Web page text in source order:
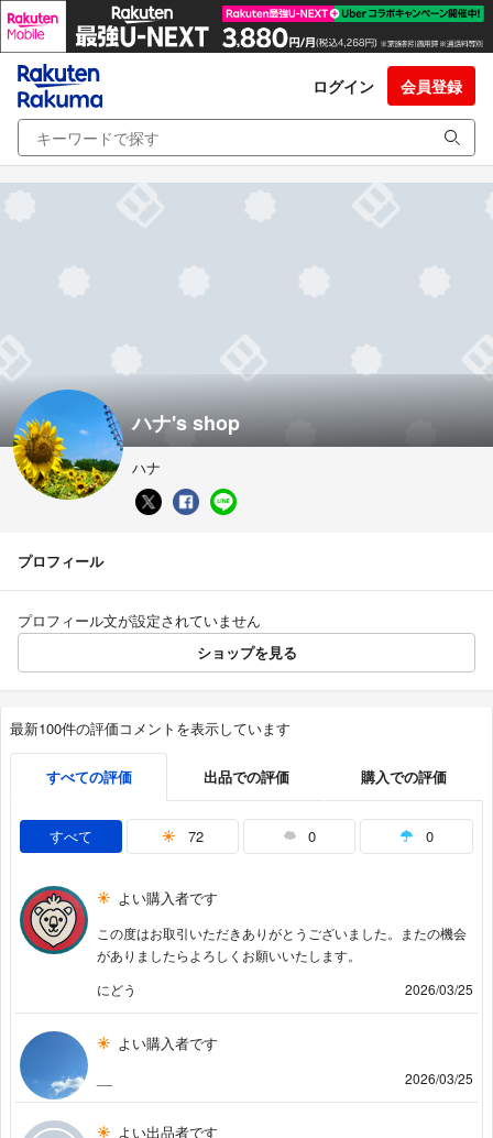
ログイン 会員登録
ハナ's shop
ハナ
プロフィール
プロフィール文が設定されていません
ショップを見る
最新100件の評価コメントを表示しています
すべての評価 出品での評価 購入での評価
すべて 72 0 0
よい購入者です
この度はお取引いただきありがとうございました。またの機会
がありましたらよろしくお願いいたします。
にどう
2026/03/25
よい購入者です
2026/03/25
よい出品者です